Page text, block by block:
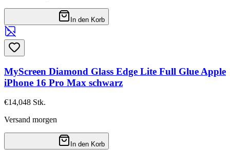
In den Korb
MyScreen Diamond Glass Edge Lite Full Glue Apple
iPhone 16 Pro Max schwarz
€14,048 Stk.
Versand morgen
In den Korb